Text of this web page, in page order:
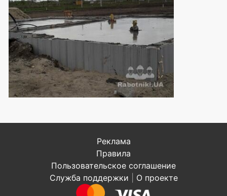
Реклама
Правила
Пользовательское соглашение
Служба поддержки
О проекте